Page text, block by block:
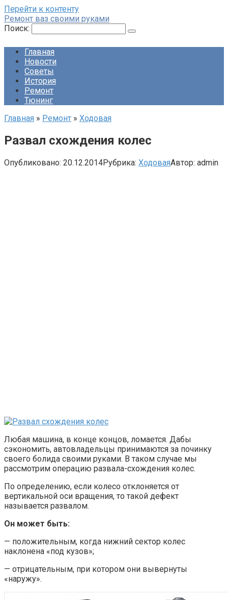
Перейти к контенту
Ремонт ваз своими руками
Поиск:
Главная
Новости
Советы
История
Ремонт
Тюнинг
Главная » Ремонт » Ходовая
Развал схождения колес
Опубликовано: 20.12.2014Рубрика: ХодоваяАвтор: admin
Любая машина, в конце концов, ломается. Дабы
сэкономить, автовладельцы принимаются за починку
своего болида своими руками. В таком случае мы
рассмотрим операцию развала-схождения колес.
По определению, если колесо отклоняется от
вертикальной оси вращения, то такой дефект
называется развалом.
Он может быть:
— положительным, когда нижний сектор колес
наклонена «под кузов»;
— отрицательным, при котором они вывернуты
«наружу».